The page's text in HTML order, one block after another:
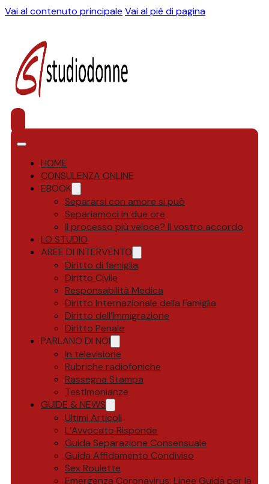
Vai al contenuto principale Vai al piè di pagina
HOME
CONSULENZA ONLINE
EBOOK
Separarsi con amore si può
Separiamoci in due ore
Il processo più veloce? Il vostro accordo
LO STUDIO
AREE DI INTERVENTO
Diritto di famiglia
Diritto Civile
Responsabilità Medica
Diritto Internazionale della Famiglia
Diritto dell’Immigrazione
Diritto Penale
PARLANO DI NOI
In televisione
Rubriche radiofoniche
Rassegna Stampa
Testimonianze
GUIDE & NEWS
Ultimi Articoli
L’Avvocato Risponde
Guida Separazione Consensuale
Guida Affidamento Condiviso
Sex Roulette
Emergenza Coronavirus: Linee Guida per la